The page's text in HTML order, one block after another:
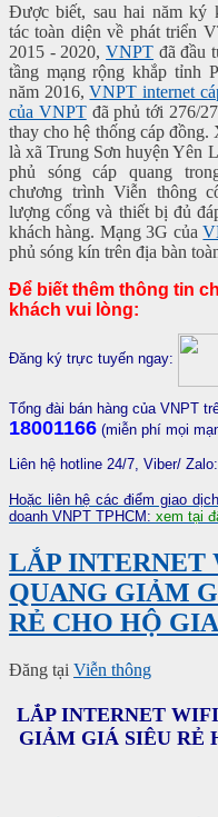
Được biết, sau hai năm ký
tác toàn diện về phát triển
2015 - 2020,VNPT đã đầu
tầng mạng rộng khắp tỉnh
năm 2016,VNPT internet
của VNPTđã phủ tới 276/
thay cho hệ thống cáp đồng.
là xã Trung Sơn huyện Yên
phủ sóng cáp quang
chương trình Viễn thông
lượng cổng và thiết bị đủ
khách hàng. Mạng 3G của
phủ sóng kín trên địa bàn
Để biết thêm thông tin
khách vui lòng:
Đăng ký trực tuyến ngay:
Tổng đài bán hàng của VNPT
18001166 (miễn phí mọi
Liên hệ hotline 24/7, Viber/ Zalo:
Hoặc liên hệ các điểm giao
doanh VNPT TPHCM: xem tại
LẮP INTERNET
QUANG GIẢM
RẺ CHO HỘ
Đăng tại Viễn thông
LẮP INTERNET
GIẢM GIÁ SIÊU RẺ